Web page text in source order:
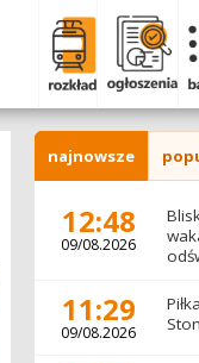
najnowsze
12:48
09/08.2026
11:29
09/08.2026